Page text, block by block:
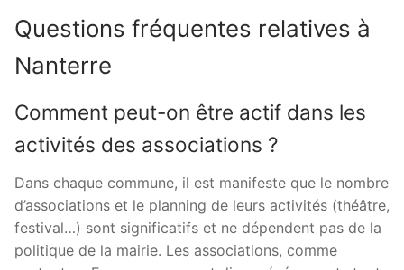
Questions fréquentes relatives à
Nanterre
Comment peut-on être actif dans les
activités des associations ?
Dans chaque commune, il est manifeste que le nombre
d’associations et le planning de leurs activités (théâtre,
festival…) sont significatifs et ne dépendent pas de la
politique de la mairie. Les associations, comme